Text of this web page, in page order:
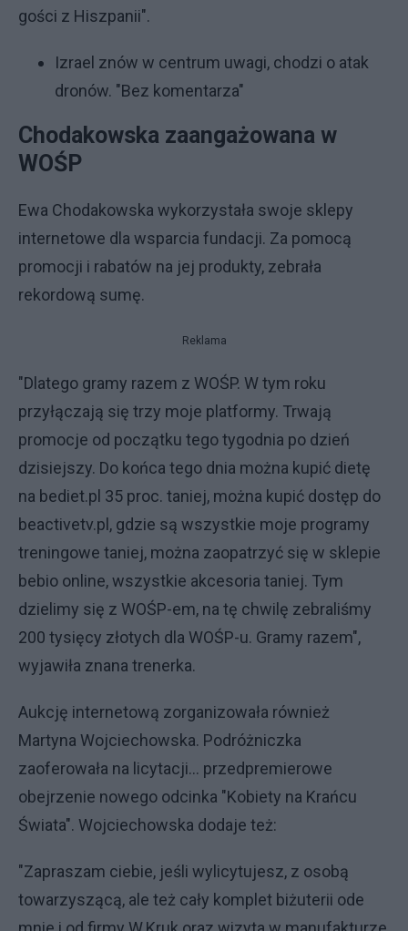
gości z Hiszpanii".
Izrael znów w centrum uwagi, chodzi o atak
dronów. "Bez komentarza"
Chodakowska zaangażowana w
WOŚP
Ewa Chodakowska wykorzystała swoje sklepy
internetowe dla wsparcia fundacji. Za pomocą
promocji i rabatów na jej produkty, zebrała
rekordową sumę.
Reklama
"Dlatego gramy razem z WOŚP. W tym roku
przyłączają się trzy moje platformy. Trwają
promocje od początku tego tygodnia po dzień
dzisiejszy. Do końca tego dnia można kupić dietę
na bediet.pl 35 proc. taniej, można kupić dostęp do
beactivetv.pl, gdzie są wszystkie moje programy
treningowe taniej, można zaopatrzyć się w sklepie
bebio online, wszystkie akcesoria taniej. Tym
dzielimy się z WOŚP-em, na tę chwilę zebraliśmy
200 tysięcy złotych dla WOŚP-u. Gramy razem",
wyjawiła znana trenerka.
Aukcję internetową zorganizowała również
Martyna Wojciechowska. Podróżniczka
zaoferowała na licytacji... przedpremierowe
obejrzenie nowego odcinka "Kobiety na Krańcu
Świata". Wojciechowska dodaje też:
"Zapraszam ciebie, jeśli wylicytujesz, z osobą
towarzyszącą, ale też cały komplet biżuterii ode